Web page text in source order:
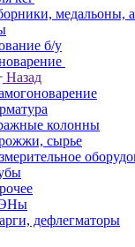
медальоны,
б/у
Назад
колонны
сырье
дефлегматоры